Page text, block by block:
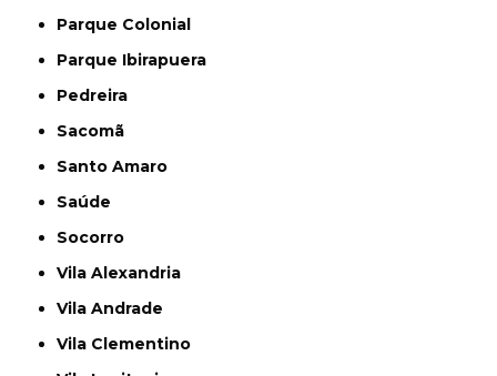
Parque Colonial
Parque Ibirapuera
Pedreira
Sacomã
Santo Amaro
Saúde
Socorro
Vila Alexandria
Vila Andrade
Vila Clementino